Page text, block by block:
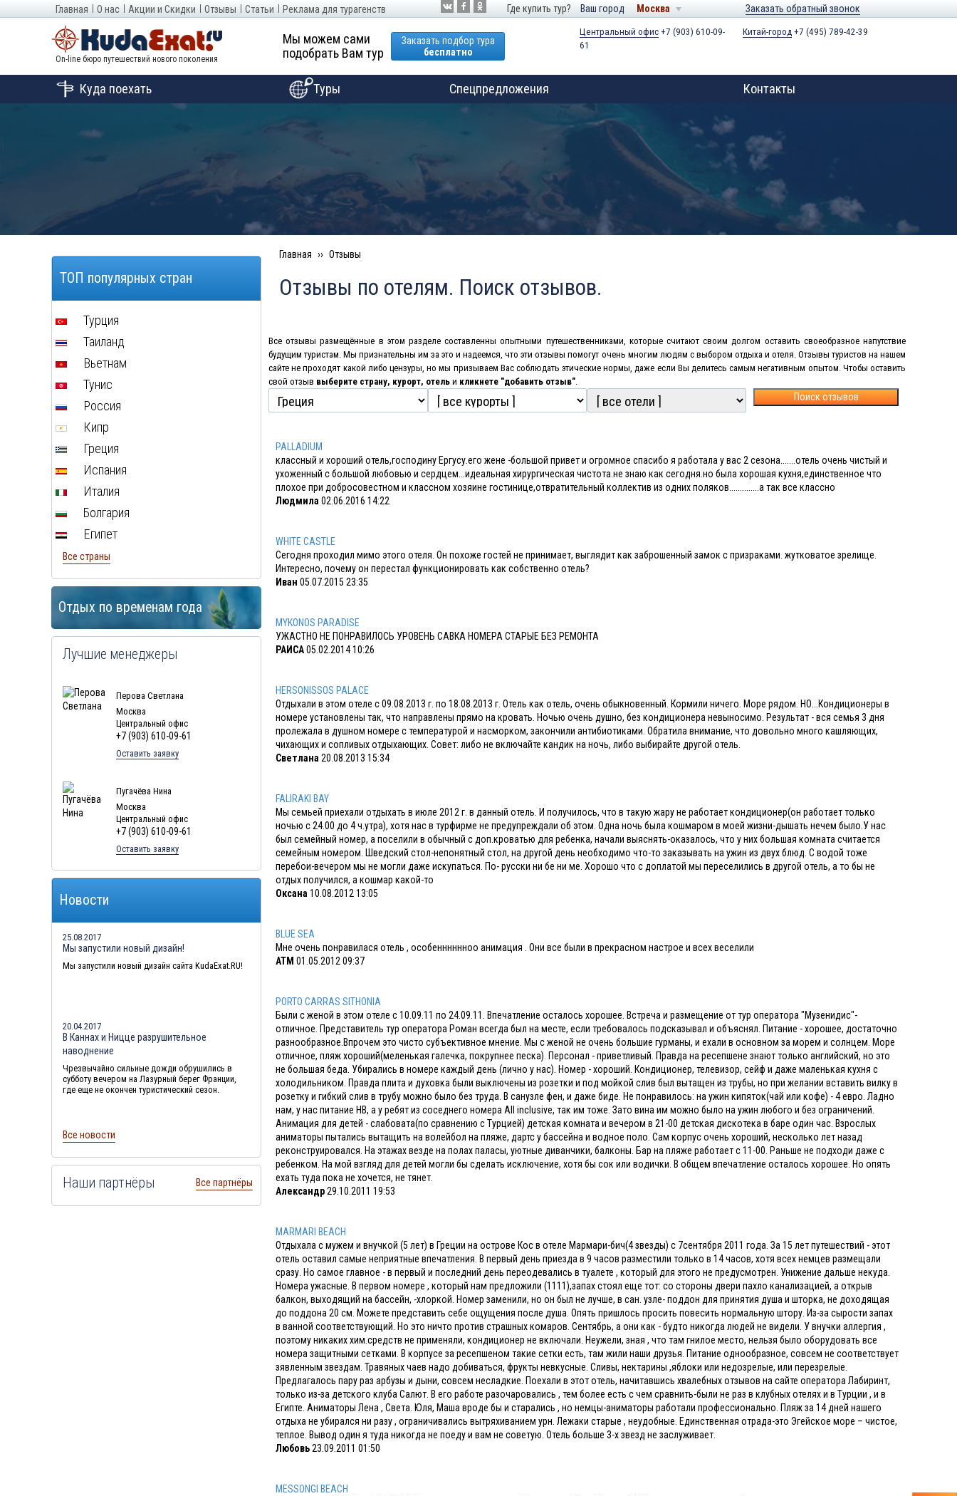
Главная О нас Акции и Скидки Отзывы Статьи Реклама для турагенств Где купить тур? Ваш город Москва Заказать обратный звонок
On-line бюро путешествий нового поколения
Мы можем сами
подобрать Вам тур
Заказать подбор тура
бесплатно
Центральный офис+7 (903) 610-09-
61
Китай-город+7 (495) 789-42-39
Куда поехать Туры Спецпредложения Контакты
Главная Отзывы
Отзывы по отелям. Поиск отзывов.
Все отзывы размещённые в этом разделе составленны опытными путешественниками, которые считают своим долгом оставить своеобразное напутствие
будущим туристам. Мы признательны им за это и надеемся, что эти отзывы помогут очень многим людям с выбором отдыха и отеля. Отзывы туристов на нашем
сайте не проходят какой либо цензуры, но мы призываем Вас соблюдать этические нормы, даже если Вы делитесь самым негативным опытом. Чтобы оставить
свой отзыв выберите страну, курорт, отель и кликнете "добавить отзыв".
Поиск отзывов
PALLADIUM
классный и хороший отель,господину Ергусу.его жене -большой привет и огромное спасибо я работала у вас 2 сезона.......отель очень чистый и
ухоженный с большой любовью и сердцем...идеальная хирургическая чистота.не знаю как сегодня.но была хорошая кухня,единственное что
плохое при добросовестном и классном хозяине гостинице,отвратительный коллектив из одних поляков..............а так все классно
Людмила 02.06.2016 14:22
WHITE CASTLE
Сегодня проходил мимо этого отеля. Он похоже гостей не принимает, выглядит как заброшенный замок с призраками. жутковатое зрелище.
Интересно, почему он перестал функционировать как собственно отель?
Иван 05.07.2015 23:35
MYKONOS PARADISE
УЖАСТНО НЕ ПОНРАВИЛОСЬ УРОВЕНЬ САВКА НОМЕРА СТАРЫЕ БЕЗ РЕМОНТА
РАИСА05.02.2014 10:26
HERSONISSOS PALACE
Отдыхали в этом отеле с 09.08.2013 г. по 18.08.2013 г. Отель как отель, очень обыкновенный. Кормили ничего. Море рядом. НО...Кондиционеры в
номере установлены так, что направлены прямо на кровать. Ночью очень душно, без кондиционера невыносимо. Результат - вся семья 3 дня
пролежала в душном номере с температурой и насморком, закончили антибиотиками. Обратила внимание, что довольно много кашляющих,
чихающих и сопливых отдыхающих. Совет: либо не включайте кандик на ночь, либо выбирайте другой отель.
Светлана 20.08.2013 15:34
FALIRAKI BAY
Мы семьей приехали отдыхать в июле 2012 г. в данный отель. И получилось, что в такую жару не работает кондиционер(он работает только
ночью с 24.00 до 4 ч.утра), хотя нас в турфирме не предупреждали об этом. Одна ночь была кошмаром в моей жизни-дышать нечем было.У нас
был семейный номер, а поселили в обычный с доп.кроватью для ребенка, начали выяснять-оказалось, что у них большая комната считается
семейным номером. Шведский стол-непонятный стол, на другой день необходимо что-то заказывать на ужин из двух блюд. С водой тоже
перебои-вечером мы не могли даже искупаться. По- русски ни бе ни ме. Хорошо что с доплатой мы переселились в другой отель, а то бы не
отдых получился, а кошмар какой-то
Оксана 10.08.2012 13:05
BLUE SEA
Мне очень понравилася отель , особенннннноо анимация . Они все были в прекрасном настрое и всех веселили
ATM 01.05.2012 09:37
PORTO CARRAS SITHONIA
Были с женой в этом отеле с 10.09.11 по 24.09.11. Впечатление осталось хорошее. Встреча и размещение от тур оператора "Музенидис"-
отличное. Представитель тур оператора Роман всегда был на месте, если требовалось подсказывал и объяснял. Питание - хорошее, достаточно
разнообразное.Впрочем это чисто субъективное мнение. Мы с женой не очень большие гурманы, и ехали в основном за морем и солнцем. Море
отличное, пляж хороший(меленькая галечка, покрупнее песка). Персонал - приветливый. Правда на ресепшене знают только английский, но это
не большая беда. Убирались в номере каждый день (лично у нас). Номер - хороший. Кондиционер, телевизор, сейф и даже маленькая кухня с
холодильником. Правда плита и духовка были выключены из розетки и под мойкой слив был вытащен из трубы, но при желании вставить вилку в
розетку и гибкий слив в трубу можно было без труда. В санузле фен, и даже биде. Не понравилось: на ужин кипяток(чай или кофе) - 4 евро. Ладно
нам, у нас питание HB, а у ребят из соседнего номера All inclusive, так им тоже. Зато вина им можно было на ужин любого и без ограничений.
Анимация для детей - слабовата(по сравнению с Турцией) детская комната и вечером в 21-00 детская дискотека в баре один час. Взрослых
аниматоры пытались вытащить на волейбол на пляже, дартс у бассейна и водное поло. Сам корпус очень хороший, несколько лет назад
реконструировался. На этажах везде на полах паласы, уютные диванчики, балконы. Бар на пляже работает с 11-00. Раньше не подходи даже с
ребенком. На мой взгляд для детей могли бы сделать исключение, хотя бы сок или водички. В общем впечатление осталось хорошее. Но опять
ехать туда пока не хочется, не тянет.
Александр29.10.2011 19:53
MARMARI BEACH
Отдыхала с мужем и внучкой (5 лет) в Греции на острове Кос в отеле Мармари-бич(4 звезды) с 7сентября 2011 года. За 15 лет путешествий - этот
отель оставил самые неприятные впечатления. В первый день приезда в 9 часов разместили только в 14 часов, хотя всех немцев размещали
сразу. Но самое главное - в первый и последний день переодевались в туалете , который для этого не предусмотрен. Унижение дальше некуда.
Номера ужасные. В первом номере , который нам предложили (1111),запах стоял еще тот: со стороны двери пахло канализацией, а открыв
балкон, выходящий на бассейн, -хлоркой. Номер заменили, но он был не лучше, в сан. узле- поддон для принятия душа и шторка, не доходящая
до поддона 20 см. Можете представить себе ощущения после душа. Опять пришлось просить повесить нормальную штору. Из-за сырости запах
в ванной соответствующий. Но это ничто против страшных комаров. Сентябрь, а они как - будто никогда людей не видели. У внучки аллергия ,
поэтому никаких хим.средств не применяли, кондиционер не включали. Неужели, зная , что там гнилое место, нельзя было оборудовать все
номера защитными сетками. В корпусе за ресепшеном такие сетки есть, там жили наши друзья. Питание однообразное, совсем не соответствует
зявленным звездам. Травяных чаев надо добиваться, фрукты невкусные. Сливы, нектарины ,яблоки или недозрелые, или перезрелые.
Предлагалось пару раз арбузы и дыни, совсем несладкие. Поехали в этот отель, начитавшись хвалебных отзывов на сайте оператора Лабиринт,
только из-за детского клуба Салют. В его работе разочаровались , тем более есть с чем сравнить-были не раз в клубных отелях и в Турции , и в
Египте. Аниматоры Лена , Света. Юля, Маша вроде бы и старались , но немцы-аниматоры работали профессионально. Пляж за 14 дней нашего
отдыха не убирался ни разу , ограничивались вытряхиванием урн. Лежаки старые , неудобные. Единственная отрада-это Эгейское море – чистое,
теплое. Вывод один я туда никогда не поеду и вам не советую. Отель больше 3-х звезд не заслуживает.
Любовь23.09.2011 01:50
MESSONGI BEACH
ТОП популярных стран
Турция
Таиланд
Вьетнам
Тунис
Россия
Кипр
Греция
Испания
Италия
Болгария
Египет
Все страны
Отдых по временам года
Лучшие менеджеры
Перова Светлана
Москва
Центральный офис
+7 (903) 610-09-61
Оставить заявку
Пугачёва Нина
Москва
Центральный офис
+7 (903) 610-09-61
Оставить заявку
Новости
25.08.2017
Мы запустили новый дизайн!
Мы запустили новый дизайн сайта KudaExat.RU!
20.04.2017
В Каннах и Ницце разрушительное
наводнение
Чрезвычайно сильные дожди обрушились в
субботу вечером на Лазурный берег Франции,
где еще не окончен туристический сезон.
Все новости
Наши партнёры Все партнёры